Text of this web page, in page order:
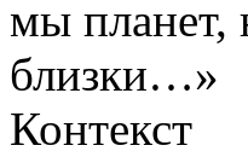
Контекст